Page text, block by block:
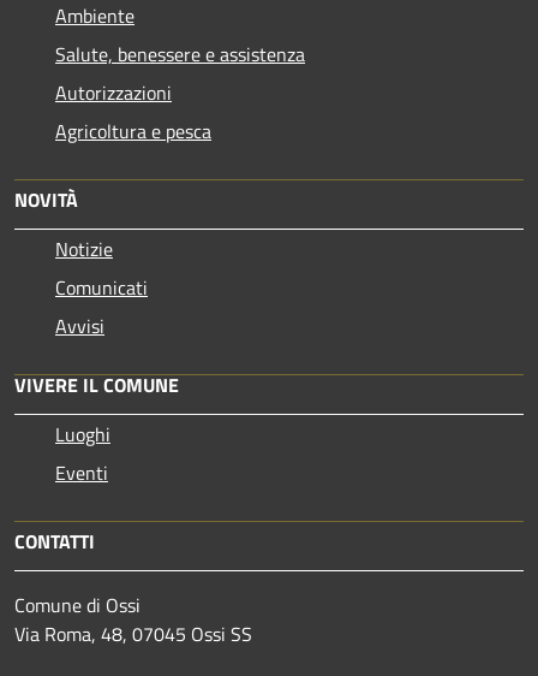
Ambiente
Salute, benessere e assistenza
Autorizzazioni
Agricoltura e pesca
NOVITÀ
Notizie
Comunicati
Avvisi
VIVERE IL COMUNE
Luoghi
Eventi
CONTATTI
Comune di Ossi
Via Roma, 48, 07045 Ossi SS